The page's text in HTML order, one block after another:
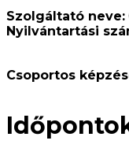
Szolgáltató neve:
Nyilvántartási
Csoportos